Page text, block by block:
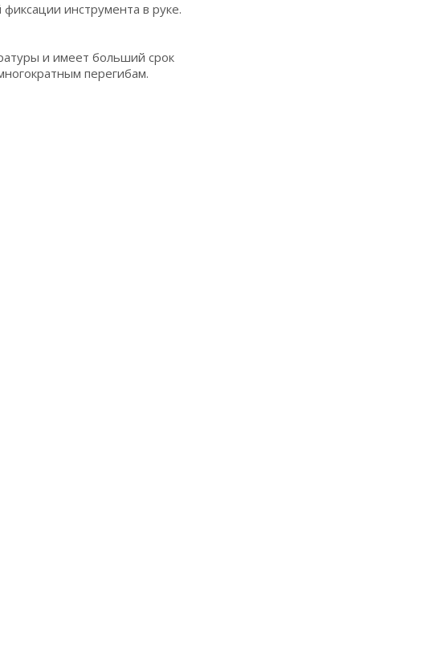
инструмента в руке.
и имеет больший срок
перегибам.